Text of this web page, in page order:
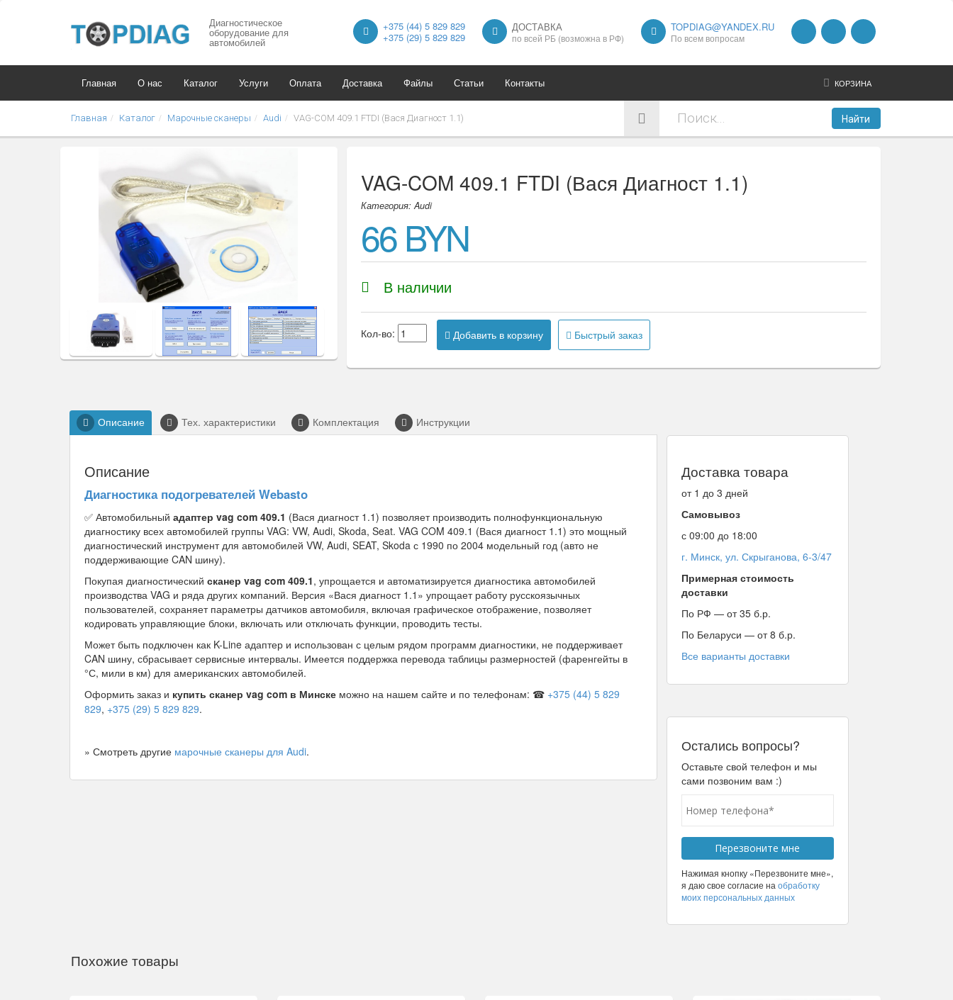
Диагностическое
оборудование для
автомобилей
+375 (44) 5 829 829
+375 (29) 5 829 829
ДОСТАВКА
по всей РБ (возможна в РФ)
TOPDIAG@YANDEX.RU
По всем вопросам
Главная О нас Каталог Услуги Оплата Доставка Файлы Статьи Контакты КОРЗИНА
Главная Каталог Марочные сканеры Audi VAG-COM 409.1 FTDI (Вася Диагност 1.1) Найти
VAG-COM 409.1 FTDI (Вася Диагност 1.1)
Категория: Audi
66 BYN
В наличии
Кол-во: Добавить в корзину Быстрый заказ
Описание Тех. характеристики Комплектация Инструкции
Описание
Диагностика подогревателей Webasto
✅ Автомобильный адаптер vag com 409.1 (Вася диагност 1.1) позволяет производить полнофункциональную
диагностику всех автомобилей группы VAG: VW, Audi, Skoda, Seat. VAG COM 409.1 (Вася диагност 1.1) это мощный
диагностический инструмент для автомобилей VW, Audi, SEAT, Skoda с 1990 по 2004 модельный год (авто не
поддерживающие CAN шину).
Покупая диагностический сканер vag com 409.1, упрощается и автоматизируется диагностика автомобилей
производства VAG и ряда других компаний. Версия «Вася диагност 1.1» упрощает работу русскоязычных
пользователей, сохраняет параметры датчиков автомобиля, включая графическое отображение, позволяет
кодировать управляющие блоки, включать или отключать функции, проводить тесты.
Может быть подключен как K-Line адаптер и использован с целым рядом программ диагностики, не поддерживает
CAN шину, сбрасывает сервисные интервалы. Имеется поддержка перевода таблицы размерностей (фаренгейты в
°С, мили в км) для американских автомобилей.
Оформить заказ и купить сканер vag com в Минске можно на нашем сайте и по телефонам: ☎ +375 (44) 5 829
829, +375 (29) 5 829 829.
» Смотреть другие марочные сканеры для Audi.
Доставка товара
от 1 до 3 дней
Самовывоз
с 09:00 до 18:00
г. Минск, ул. Скрыганова, 6-3/47
Примерная стоимость
доставки
По РФ — от 35 б.р.
По Беларуси — от 8 б.р.
Все варианты доставки
Остались вопросы?
Оставьте свой телефон и мы
сами позвоним вам :)
Нажимая кнопку «Перезвоните мне»,
я даю свое согласие на обработку
моих персональных данных
Похожие товары